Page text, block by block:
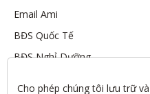
Email Ami
BĐS Quốc Tế
BĐS Nghỉ Dưỡng
Cho phép chúng tôi lưu trữ